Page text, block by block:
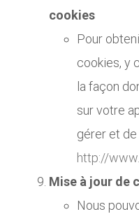
cookies
Pour
cookies, y
la façon
sur votre
gérer et
http://
Mise à jour de
Nous